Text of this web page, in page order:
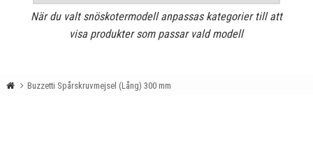
När du valt snöskotermodell anpassas kategorier till att
visa produkter som passar vald modell
Buzzetti Spårskruvmejsel (Lång) 300 mm